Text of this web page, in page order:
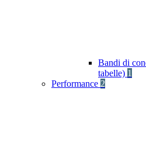
Bandi di
tabelle) 1
Performance 2